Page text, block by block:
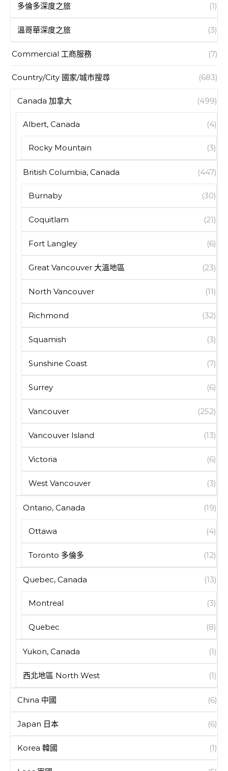
多倫多深度之旅 (1)
溫哥華深度之旅 (3)
Commercial 工商服務 (7)
Country/City 國家/城市搜尋 (683)
Canada 加拿大 (499)
Albert, Canada (4)
Rocky Mountain (3)
British Columbia, Canada (447)
Burnaby (30)
Coquitlam (21)
Fort Langley (6)
Great Vancouver 大溫地區 (23)
North Vancouver (11)
Richmond (32)
Squamish (3)
Sunshine Coast (7)
Surrey (6)
Vancouver (252)
Vancouver Island (13)
Victoria (6)
West Vancouver (3)
Ontario, Canada (19)
Ottawa (4)
Toronto 多倫多 (12)
Quebec, Canada (13)
Montreal (3)
Quebec (8)
Yukon, Canada (1)
西北地區 North West (1)
China 中國 (6)
Japan 日本 (6)
Korea 韓國 (1)